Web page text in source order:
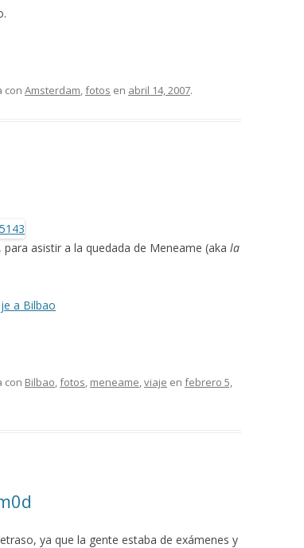
con Amsterdam,fotos en abril 14, 2007.
asistir a la quedada de Meneame (aka la
a Bilbao
con Bilbao,fotos, meneame,viaje en febrero 5,
ya que la gente estaba de exámenes y